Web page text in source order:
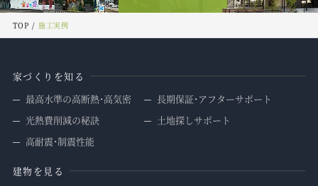
TOP 施工実例
家づくりを知る
最高水準の高断熱・高気密
光熱費削減の秘訣
高耐震・制震性能
長期保証・アフターサポート
土地探しサポート
建物を見る